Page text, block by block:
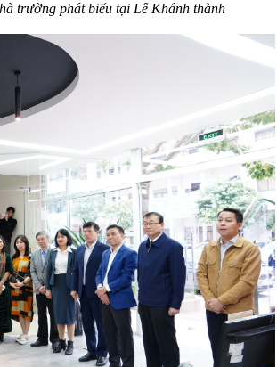
trường phát biểutại Lễ Khánh thành